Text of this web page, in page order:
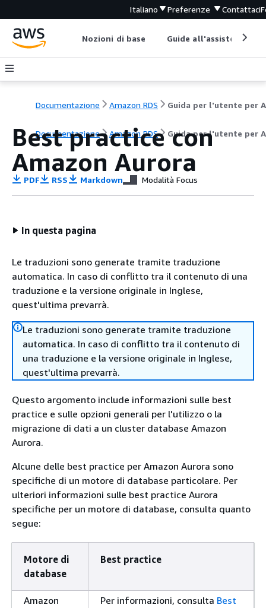
Italiano Preferenze Contattaci
Nozioni di base Guide all'assistenza
Documentazione Amazon RDS
Documentazione Amazon RDS Guida per l'utente per
Best practice con
Amazon Aurora
PDF RSS Markdown Modalità Focus
In questa pagina
Le traduzioni sono generate tramite traduzione
automatica. In caso di conflitto tra il contenuto di una
traduzione e la versione originale in Inglese,
quest'ultima prevarrà.
Le traduzioni sono generate tramite traduzione
automatica. In caso di conflitto tra il contenuto di
una traduzione e la versione originale in Inglese,
quest'ultima prevarrà.
Questo argomento include informazioni sulle best
practice e sulle opzioni generali per l'utilizzo o la
migrazione di dati a un cluster database Amazon
Aurora.
Alcune delle best practice per Amazon Aurora sono
specifiche di un motore di database particolare. Per
ulteriori informazioni sulle best practice Aurora
specifiche per un motore di database, consulta quanto
segue:
Motore di
database
Best practice
Amazon
Per informazioni, consulta Best